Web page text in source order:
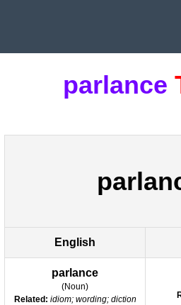
parlance
English
parlance
(Noun)
Related: idiom; wording; diction